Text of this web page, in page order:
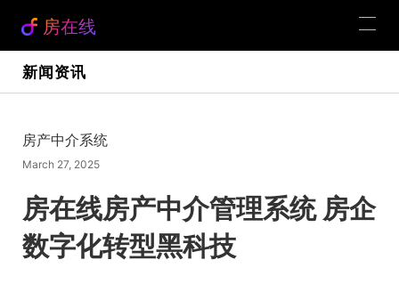
房在线
新闻资讯
房产中介系统
March 27, 2025
房在线房产中介管理系统 房企
数字化转型黑科技